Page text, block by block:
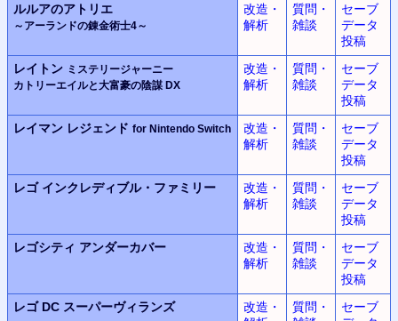
ルルアのアトリエ
～アーランドの錬金術士4～
改造・
解析
質問・
雑談
セーブ
データ
投稿
レイトン ミステリージャーニー
カトリーエイルと大富豪の陰謀 DX
改造・
解析
質問・
雑談
セーブ
データ
投稿
レイマン レジェンド for Nintendo Switch
改造・
解析
質問・
雑談
セーブ
データ
投稿
レゴ インクレディブル・ファミリー
改造・
解析
質問・
雑談
セーブ
データ
投稿
レゴシティ アンダーカバー
改造・
解析
質問・
雑談
セーブ
データ
投稿
レゴ DC スーパーヴィランズ
改造・
質問・
セーブ